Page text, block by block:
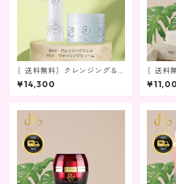
〖送料無料〗クレンジング＆
洗顔セット
¥14,300
〖送料
イスト